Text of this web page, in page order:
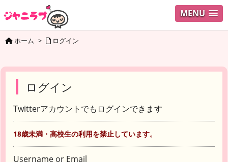
MENU
ホーム > ログイン
ログイン
Twitterアカウントでもログインできます
18歳未満・高校生の利用を禁止しています。
Username or Email